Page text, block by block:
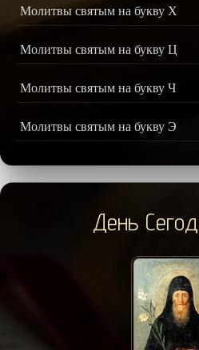
Молитвы святым на букву Х
Молитвы святым на букву Ц
Молитвы святым на букву Ч
Молитвы святым на букву Э
День